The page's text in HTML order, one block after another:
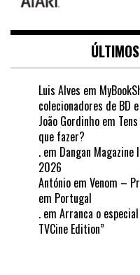
Luis Alves em
colecionadores de BD
João Gordinho em
que fazer?
. em Dangan
2026
António em Venom –
em Portugal
. em Arranca o
TVCine Edition”